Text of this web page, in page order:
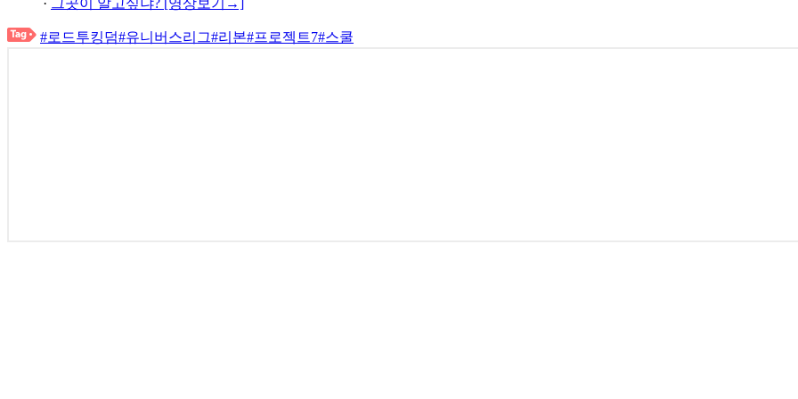
· 그곳이 알고싶냐? [영상보기→]
#로드투킹덤#유니버스리그#리본#프로젝트7#스쿨